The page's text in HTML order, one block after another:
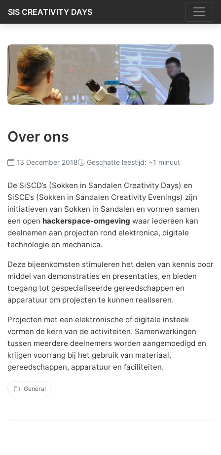
SIS CREATIVITY DAYS
Over ons
13 December 2018 Geschatte leestijd: ~1 minuut
De SiSCD’s (Sokken in Sandalen Creativity Days) en
SiSCE’s (Sokken in Sandalen Creativity Evenings) zijn
initiatieven van Sokken in Sandalen en vormen samen
een open hackerspace-omgeving waar iedereen kan
deelnemen aan projecten rond elektronica, digitale
technologie en mechanica.
Deze bijeenkomsten stimuleren het delen van kennis door
middel van demonstraties en presentaties, en bieden
toegang tot gespecialiseerde gereedschappen en
apparatuur om projecten te kunnen realiseren.
Projecten met een elektronische of digitale insteek
vormen de kern van de activiteiten. Samenwerkingen
tussen meerdere deelnemers worden aangemoedigd en
krijgen voorrang bij het gebruik van materiaal,
gereedschappen, apparatuur en faciliteiten.
General